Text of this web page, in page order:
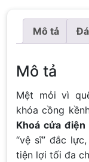
Mô tả
Mô tả
Mệt mỏi vì
khóa cồng
Khoá cửa
“vệ sĩ” đắc
tiện lợi tối đa